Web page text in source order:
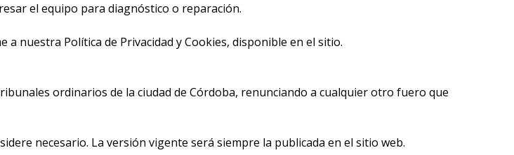
el equipo para diagnóstico o reparación.
nuestra Política de Privacidad y Cookies, disponible en el sitio.
ordinarios de la ciudad de Córdoba, renunciando a cualquier otro fuero que
necesario. La versión vigente será siempre la publicada en el sitio web.